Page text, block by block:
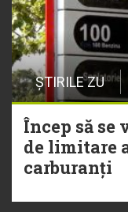
ȘTIRILE ZU
Încep să se
de limitare
carburanți